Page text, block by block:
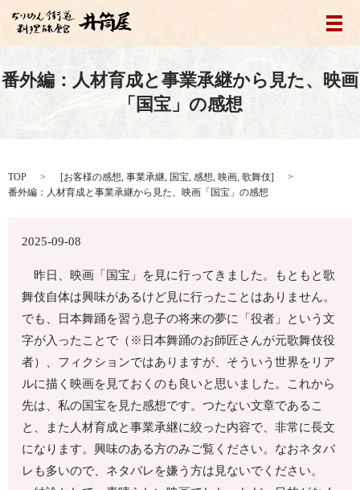
メ
番外編：人材育成と事業承継から見た、映画
「国宝」の感想
TOP [お客様の感想, 事業承継, 国宝, 感想, 映画, 歌舞伎]
番外編：人材育成と事業承継から見た、映画「国宝」の感想
2025-09-08
昨日、映画「国宝」を見に行ってきました。もともと歌
舞伎自体は興味があるけど見に行ったことはありません。
でも、日本舞踊を習う息子の将来の夢に「役者」という文
字が入ったことで（※日本舞踊のお師匠さんが元歌舞伎役
者）、フィクションではありますが、そういう世界をリア
ルに描く映画を見ておくのも良いと思いました。これから
先は、私の国宝を見た感想です。つたない文章であるこ
と、また人材育成と事業承継に絞った内容で、非常に長文
になります。興味のある方のみご覧ください。なおネタバ
レも多いので、ネタバレを嫌う方は見ないでください。